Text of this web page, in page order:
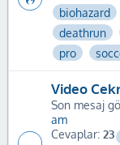
biohazard
deathrun
pro
Video
Son mesaj
am
Cevaplar: 23